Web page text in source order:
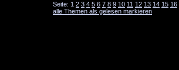
Seite: 1 2 3 4 5 6 7 8 9 10 11 12 13 14 15 16
alle Themen als gelesen markieren